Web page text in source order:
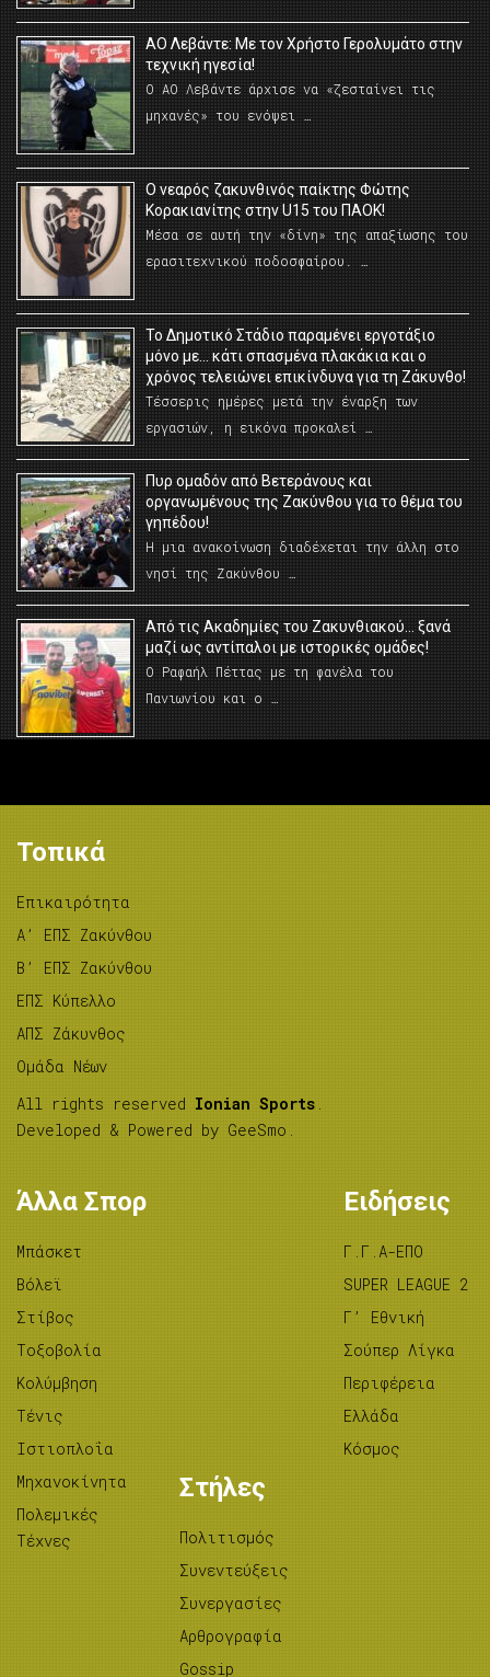
ΑΟ Λεβάντε: Με τον Χρήστο Γερολυμάτο στην
τεχνική ηγεσία!
Ο ΑΟ Λεβάντε άρχισε να «ζεσταίνει τις
μηχανές» του ενόψει …
O νεαρός ζακυνθινός παίκτης Φώτης
Κορακιανίτης στην U15 του ΠΑΟΚ!
Μέσα σε αυτή την «δίνη» της απαξίωσης του
ερασιτεχνικού ποδοσφαίρου. …
Το Δημοτικό Στάδιο παραμένει εργοτάξιο
μόνο με… κάτι σπασμένα πλακάκια και ο
χρόνος τελειώνει επικίνδυνα για τη Ζάκυνθο!
Τέσσερις ημέρες μετά την έναρξη των
εργασιών, η εικόνα προκαλεί …
Πυρ ομαδόν από Βετεράνους και
οργανωμένους της Ζακύνθου για το θέμα του
γηπέδου!
Η μια ανακοίνωση διαδέχεται την άλλη στο
νησί της Ζακύνθου …
Από τις Ακαδημίες του Ζακυνθιακού… ξανά
μαζί ως αντίπαλοι με ιστορικές ομάδες!
Ο Ραφαήλ Πέττας με τη φανέλα του
Πανιωνίου και ο …
Τοπικά
Επικαιρότητα
A’ ΕΠΣ Ζακύνθου
B’ ΕΠΣ Ζακύνθου
ΕΠΣ Κύπελλο
ΑΠΣ Ζάκυνθος
Ομάδα Νέων
All rights reserved Ionian Sports
Developed & Powered by GeeSmo
Άλλα Σπορ
Μπάσκετ
Βόλεϊ
Στίβος
Tοξοβολία
Κολύμβηση
Τένις
Ιστιοπλοΐα
Μηχανοκίνητα
Πολεμικές
Τέχνες
Ειδήσεις
Γ.Γ.Α-ΕΠΟ
SUPER LEAGUE 2
Γ’ Εθνική
Σούπερ Λίγκα
Περιφέρεια
Ελλάδα
Κόσμος
Στήλες
Πολιτισμός
Συνεντεύξεις
Συνεργασίες
Αρθρογραφία
Gossip